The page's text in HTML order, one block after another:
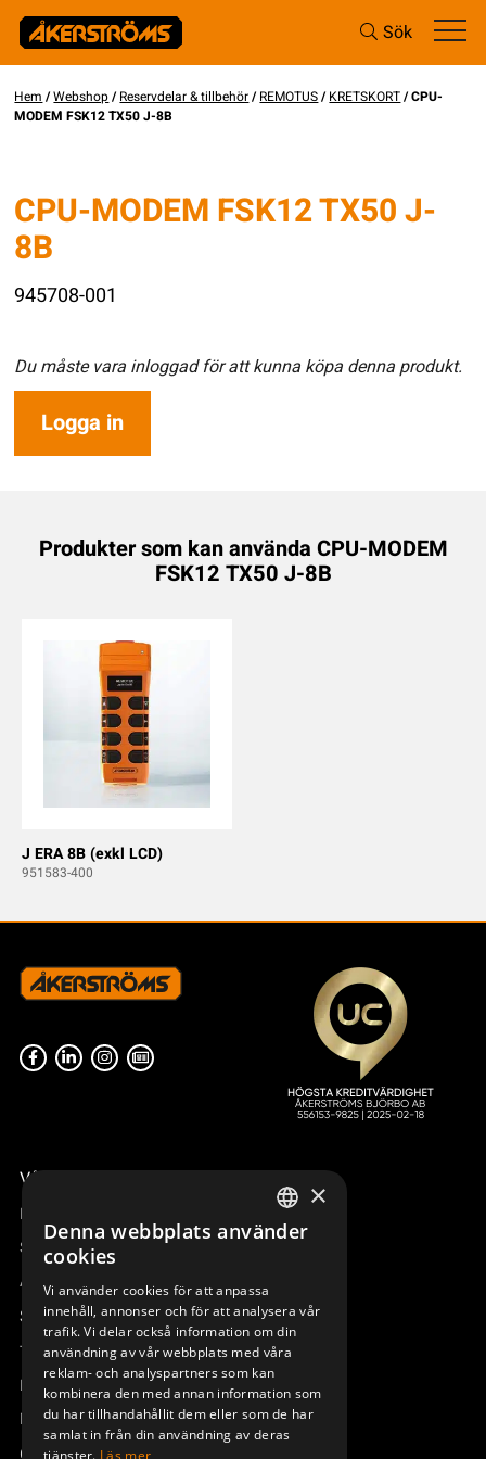
Sök
Hem /Webshop/Reservdelar & tillbehör/REMOTUS/KRETSKORT/ CPU-
MODEM FSK12 TX50 J-8B
CPU-MODEM FSK12 TX50 J-
8B
945708-001
Du måste vara inloggad för att kunna köpa denna produkt.
Logga in
Produkter som kan använda CPU-MODEM
FSK12 TX50 J-8B
J ERA 8B (exkl LCD)
951583-400
Våra radiostyrningar – översikt
Remotus
Sesam
Access_Ctrl
Support
Teknisk support
Boka service
Manualer och videoinstruktioner
SWEDISH
DEUTSCH
×
Denna webbplats använder
cookies
Vi använder cookies för att anpassa
innehåll, annonser och för att analysera vår
trafik. Vi delar också information om din
användning av vår webbplats med våra
reklam- och analyspartners som kan
kombinera den med annan information som
du har tillhandahållit dem eller som de har
samlat in från din användning av deras
tjänster. Läs mer